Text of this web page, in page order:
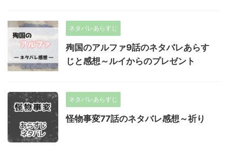
ネタバレあらすじ
殉国のアルファ9話のネタバレあらす
じと感想～ルイからのプレゼント
ネタバレあらすじ
怪物事変77話のネタバレ感想～祈り